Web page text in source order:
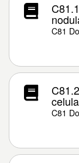
C81
C81